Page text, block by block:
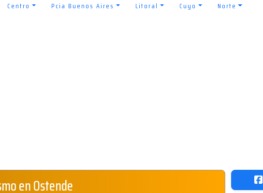
Centro Pcia Buenos Aires Litoral Cuyo Norte
en Ostende